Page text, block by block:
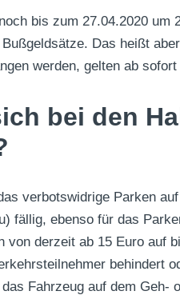
bis zum 27.04.2020 um
Das heißt
werden, gelten ab
bei den
verbotswidrige Parken auf
fällig, ebenso für das
von derzeit ab 15 Euro auf
behindert
Fahrzeug auf dem Geh-